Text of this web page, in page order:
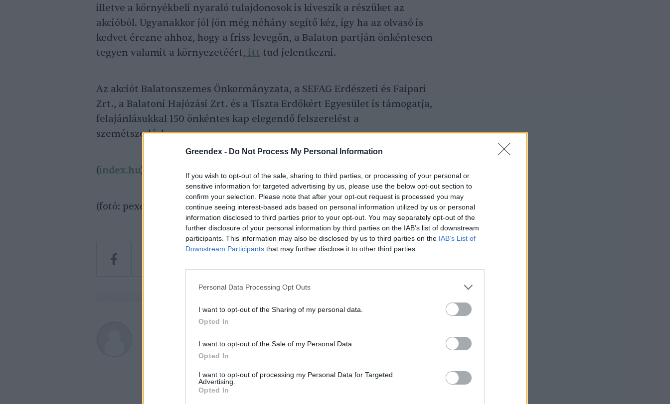
Greendex - Do Not Process My Personal Information
If you wish to opt-out of the sale, sharing to third parties, or processing of your personal or
sensitive information for targeted advertising by us, please use the below opt-out section to
confirm your selection. Please note that after your opt-out request is processed you may
continue seeing interest-based ads based on personal information utilized by us or personal
information disclosed to third parties prior to your opt-out. You may separately opt-out of the
further disclosure of your personal information by third parties on the IAB’s list of downstream
participants. This information may also be disclosed by us to third parties on the IAB’s List of
Downstream Participants that may further disclose it to other third parties.
Personal Data Processing Opt Outs
I want to opt-out of the Sharing of my personal data.
Opted In
I want to opt-out of the Sale of my Personal Data.
Opted In
I want to opt-out of processing my Personal Data for Targeted
Advertising.
Opted In
illetve a környékbeli nyaraló tulajdonosok is kiveszik a részüket az
akcióból. Ugyanakkor jól jön még néhány segítő kéz, így ha az olvasó is
kedvet érezne ahhoz, hogy a friss levegőn, a Balaton partján önkéntesen
tegyen valamit a környezetéért, itt tud jelentkezni.
Az akciót Balatonszemes Önkormányzata, a SEFAG Erdészeti és Faipari
Zrt., a Balatoni Hajózási Zrt. és a Tiszta Erdőkért Egyesület is támogatja,
felajánlásukkal 150 önkéntes kap elegendő felszerelést a
szemétszedéshez.
(index.hu)
(fotó: pexels – Szabó Viktor)